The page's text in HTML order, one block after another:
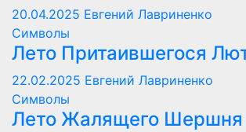
20.04.2025 Евгений Лавриненко
Символы
Лето Притаившегося
22.02.2025 Евгений Лавриненко
Символы
Лето Жалящего Шершня